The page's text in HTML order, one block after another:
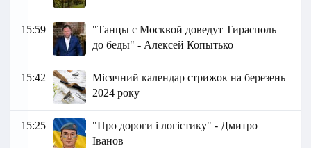
15:59
"Танцы с Москвой доведут Тирасполь
до беды" - Алексей Копытько
15:42
Місячний календар стрижок на березень
2024 року
15:25
"Про дороги і логістику" - Дмитро
Іванов